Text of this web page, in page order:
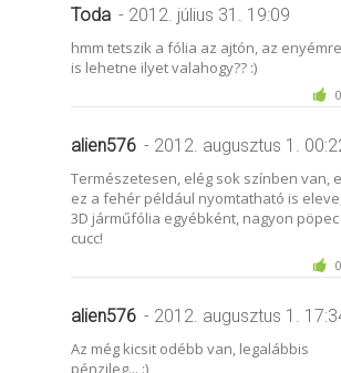
Toda - 2012. július 31. 19:09
hmm tetszik a fólia az ajtón, az enyémre
is lehetne ilyet valahogy?? :)
0
alien576 - 2012. augusztus 1.
Természetesen, elég sok színben van, e
ez a fehér például nyomtatható is eleve,
3D járműfólia egyébként, nagyon pöpec
cucc!
0
alien576 - 2012. augusztus 1.
Az még kicsit odébb van, legalábbis
pénzileg... :)